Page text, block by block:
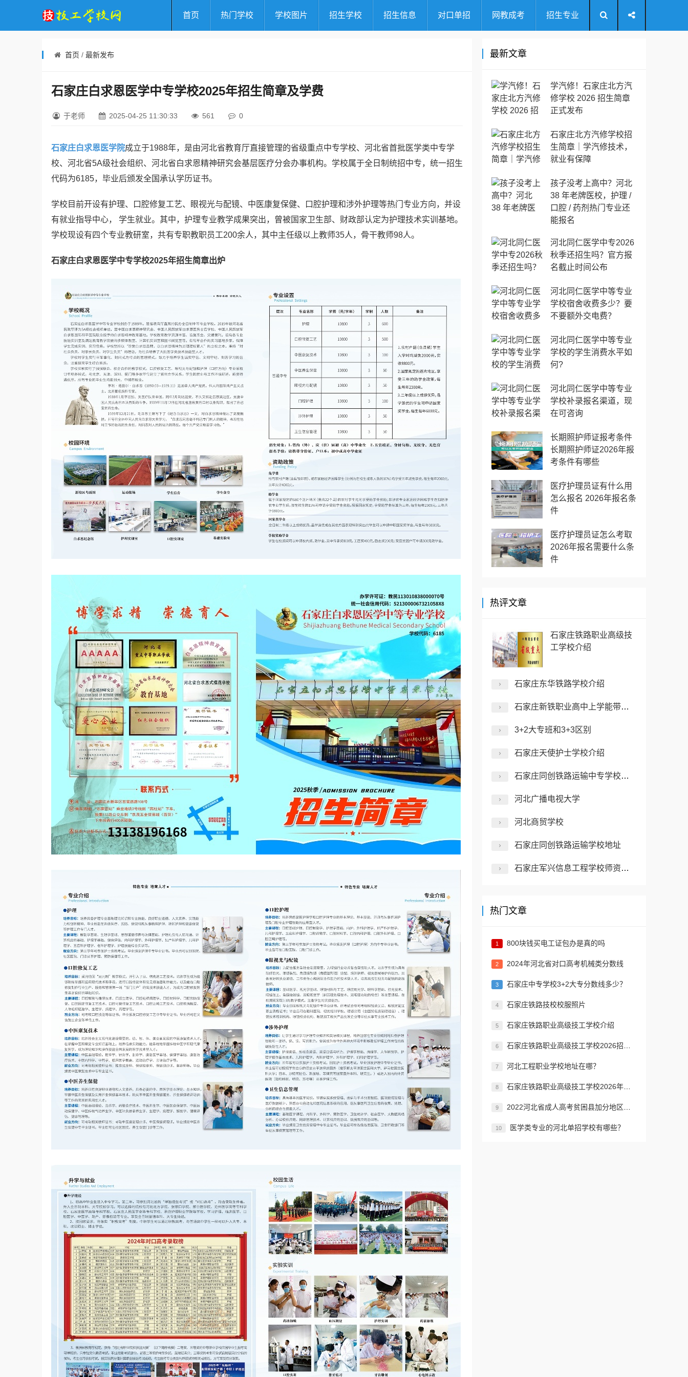
首页 热门学校 学校图片 招生学校 招生信息 对口单招 网教成考 招生专业
首页 / 最新发布
石家庄白求恩医学中专学校2025年招生简章及学费
于老师 2025-04-25 11:30:33 561 0
石家庄白求恩医学院成立于1988年，是由河北省教育厅直接管理的省级重点中专学校、河北省首批医学类中专学
校、河北省5A级社会组织、河北省白求恩精神研究会基层医疗分会办事机构。学校属于全日制统招中专，统一招生
代码为6185，毕业后颁发全国承认学历证书。
学校目前开设有护理、口腔修复工艺、眼视光与配镜、中医康复保健、口腔护理和涉外护理等热门专业方向，并设
有就业指导中心， 学生就业。其中，护理专业教学成果突出，曾被国家卫生部、财政部认定为护理技术实训基地。
学校现设有四个专业教研室，共有专职教职员工200余人，其中主任级以上教师35人，骨干教师98人。
石家庄白求恩医学中专学校2025年招生简章出炉
最新文章
学汽修！石家庄北方汽
修学校 2026 招生简章
正式发布
石家庄北方汽修学校招
生简章｜学汽修技术，
就业有保障
孩子没考上高中？河北
38 年老牌医校，护理 /
口腔 / 药剂热门专业还
能报名
河北同仁医学中专2026
秋季还招生吗？官方报
名截止时间公布
河北同仁医学中等专业
学校宿舍收费多少？要
不要额外交电费？
河北同仁医学中等专业
学校的学生消费水平如
何?
河北同仁医学中等专业
学校补录报名渠道，现
在可咨询
长期照护师证报考条件
长期照护师证2026年报
考条件有哪些
医疗护理员证有什么用
怎么报名 2026年报名条
件
医疗护理员证怎么考取
2026年报名需要什么条
件
热评文章
石家庄铁路职业高级技
工学校介绍
石家庄东华铁路学校介绍
石家庄新铁职业高中上学能带手机吗
3+2大专班和3+3区别
石家庄天使护士学校介绍
石家庄同创铁路运输中专学校介绍
河北广播电视大学
河北商贸学校
石家庄同创铁路运输学校地址
石家庄军兴信息工程学校师资力量怎么样？
热门文章
1 800块钱买电工证包办是真的吗
2 2024年河北省对口高考机械类分数线
3 ​石家庄中专学校3+2大专分数线多少？
4 石家庄铁路技校校服照片
5 石家庄铁路职业高级技工学校介绍
6 石家庄铁路职业高级技工学校2026招生简章
7 河北工程职业学校地址在哪？
8 石家庄铁路职业高级技工学校2026年招生简章
9 2022河北省成人高考贫困县加分地区名单
10 医学类专业的河北单招学校有哪些？